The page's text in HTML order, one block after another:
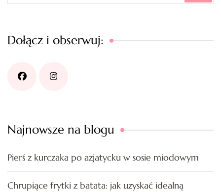
Dołącz i obserwuj:
Najnowsze na blogu
Pierś z kurczaka po azjatycku w sosie miodowym
Chrupiące frytki z batata: jak uzyskać idealną